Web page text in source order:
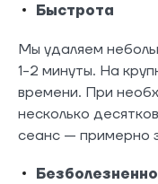
Быстрота
Мы удаляем
1-2 минуты. На
времени. При
несколько
сеанс — примерно